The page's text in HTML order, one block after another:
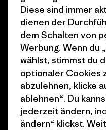
1% For The Planet
Wie wir finanzieren
Geschenkgutscheine
Stores in deiner Nähe
Diese sind immer
dienen der
dem Schalten von
Werbung. Wenn du
wählst, stimmst du
optionaler Cookies
abzulehnen, klicke
ablehnen“. Du
jederzeit ändern,
ändern“ klickst.